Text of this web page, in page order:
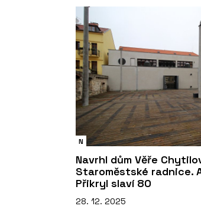
N
Navrhl dům Věře
Staroměstské radnice.
Přikryl slaví 80
28. 12. 2025